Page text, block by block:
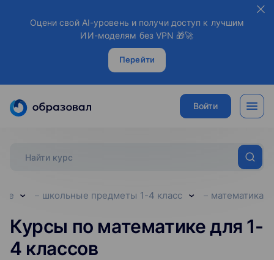
Оцени свой AI-уровень и получи доступ к лучшим
ИИ-моделям без VPN 🎁🚀
Перейти
Войти
школьные предметы 1-4 класс математика
Курсы по математике для 1-
4 классов